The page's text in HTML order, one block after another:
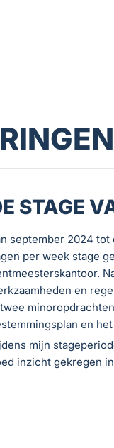
STAGE
september 2024
per week stage
en
en
mijn
inzicht gekregen